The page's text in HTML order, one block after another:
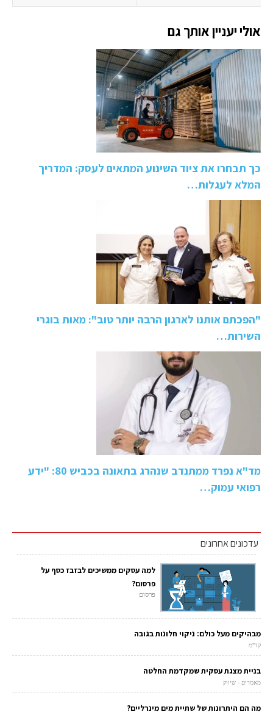
אולי יעניין אותך גם
כך תבחרו את ציוד השינוע המתאים לעסק: המדריך
המלא לעגלות…
"הפכתם אותנו לארגון הרבה יותר טוב": מאות בוגרי
השירות…
מד"א נפרד ממתנדב שנהרג בתאונה בכביש 80: "ידע
רפואי עמוק…
עדכונים אחרונים
למה עסקים ממשיכים לבזבז כסף על
פרסום?
פרסום
מבהיקים מעל כולם: ניקוי חלונות בגובה
קד"מ
בניית מצגת עסקית שמקדמת החלטה
מאמרים - שיווק
מה הם היתרונות של שתיית מים מינרליים?